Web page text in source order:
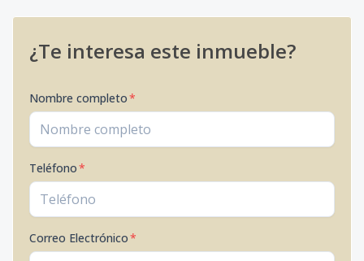
¿Te interesa este inmueble?
Nombre completo*
Teléfono*
Correo Electrónico*